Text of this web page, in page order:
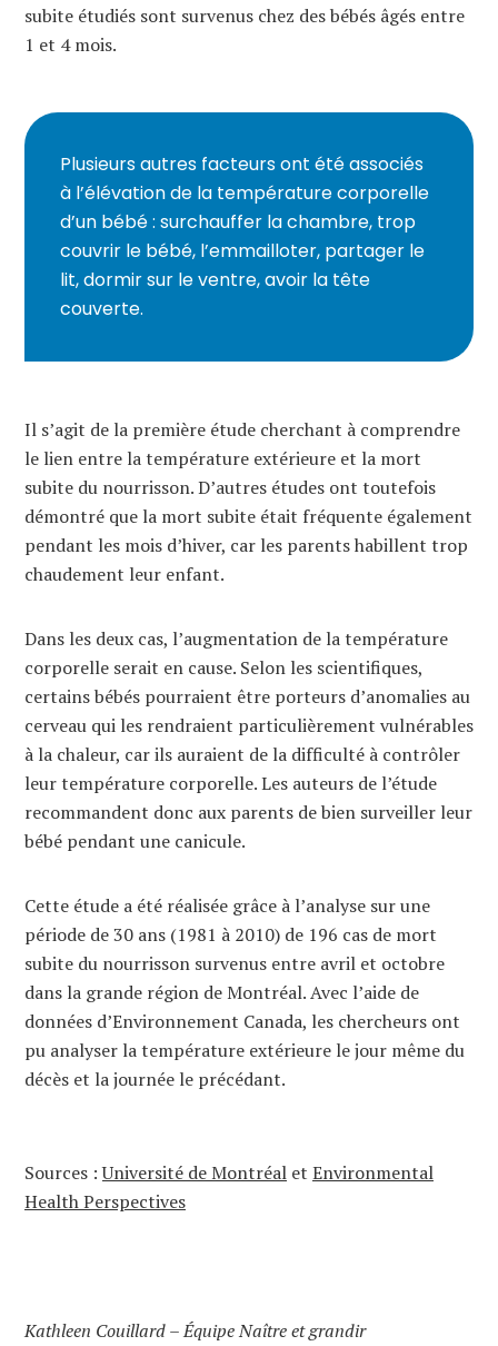
subite étudiés sont survenus chez des bébés âgés entre
1 et 4 mois.
Plusieurs autres facteurs ont été associés
à l’élévation de la température corporelle
d’un bébé : surchauffer la chambre, trop
couvrir le bébé, l’emmailloter, partager le
lit, dormir sur le ventre, avoir la tête
couverte.
Il s’agit de la première étude cherchant à comprendre
le lien entre la température extérieure et la mort
subite du nourrisson. D’autres études ont toutefois
démontré que la mort subite était fréquente également
pendant les mois d’hiver, car les parents habillent trop
chaudement leur enfant.
Dans les deux cas, l’augmentation de la température
corporelle serait en cause. Selon les scientifiques,
certains bébés pourraient être porteurs d’anomalies au
cerveau qui les rendraient particulièrement vulnérables
à la chaleur, car ils auraient de la difficulté à contrôler
leur température corporelle. Les auteurs de l’étude
recommandent donc aux parents de bien surveiller leur
bébé pendant une canicule.
Cette étude a été réalisée grâce à l’analyse sur une
période de 30 ans (1981 à 2010) de 196 cas de mort
subite du nourrisson survenus entre avril et octobre
dans la grande région de Montréal. Avec l’aide de
données d’Environnement Canada, les chercheurs ont
pu analyser la température extérieure le jour même du
décès et la journée le précédant.
Sources :Université de Montréal et Environmental
Health Perspectives
Kathleen Couillard – Équipe Naître et grandir